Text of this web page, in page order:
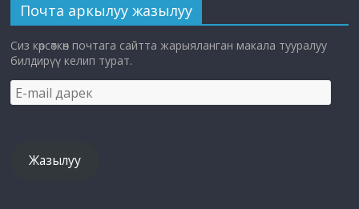
Почта аркылуу жазылуу
Сиз көрсөткөн почтага сайтта жарыяланган макала тууралуу
билдирүү келип турат.
E-
mail
Жазылуу